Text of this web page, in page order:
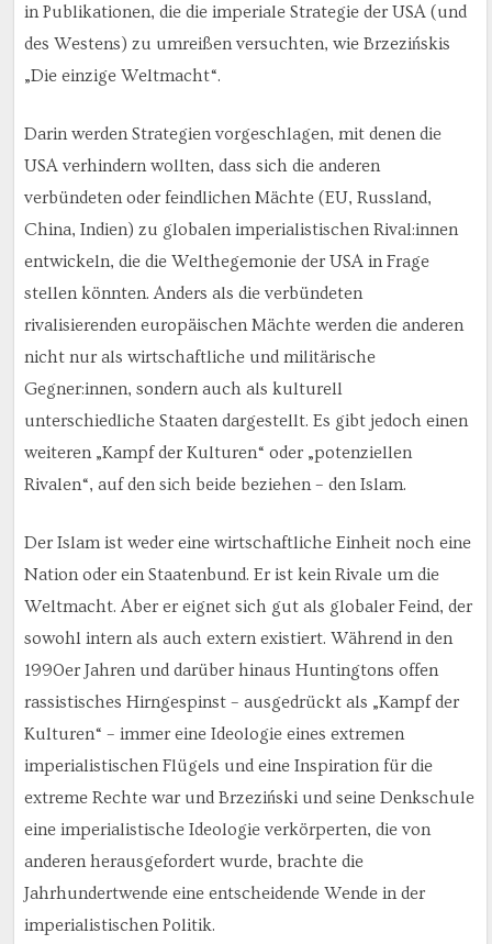
in Publikationen, die die imperiale Strategie der USA (und
des Westens) zu umreißen versuchten, wie Brzezińskis
„Die einzige Weltmacht“.
Darin werden Strategien vorgeschlagen, mit denen die
USA verhindern wollten, dass sich die anderen
verbündeten oder feindlichen Mächte (EU, Russland,
China, Indien) zu globalen imperialistischen Rival:innen
entwickeln, die die Welthegemonie der USA in Frage
stellen könnten. Anders als die verbündeten
rivalisierenden europäischen Mächte werden die anderen
nicht nur als wirtschaftliche und militärische
Gegner:innen, sondern auch als kulturell
unterschiedliche Staaten dargestellt. Es gibt jedoch einen
weiteren „Kampf der Kulturen“ oder „potenziellen
Rivalen“, auf den sich beide beziehen – den Islam.
Der Islam ist weder eine wirtschaftliche Einheit noch eine
Nation oder ein Staatenbund. Er ist kein Rivale um die
Weltmacht. Aber er eignet sich gut als globaler Feind, der
sowohl intern als auch extern existiert. Während in den
1990er Jahren und darüber hinaus Huntingtons offen
rassistisches Hirngespinst – ausgedrückt als „Kampf der
Kulturen“ – immer eine Ideologie eines extremen
imperialistischen Flügels und eine Inspiration für die
extreme Rechte war und Brzeziński und seine Denkschule
eine imperialistische Ideologie verkörperten, die von
anderen herausgefordert wurde, brachte die
Jahrhundertwende eine entscheidende Wende in der
imperialistischen Politik.